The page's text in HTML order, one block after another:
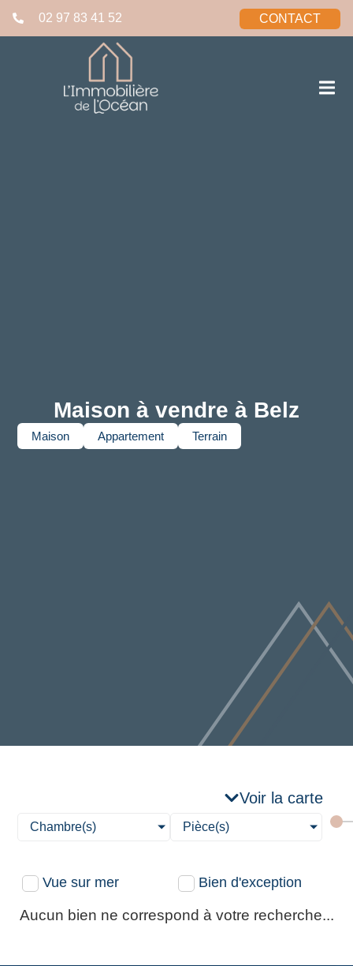
02 97 83 41 52 CONTACT
Maison à vendre à Belz
Maison Appartement Terrain
Voir la carte
Chambre(s) Pièce(s)
Vue sur mer Bien d'exception
Aucun bien ne correspond à votre recherche...